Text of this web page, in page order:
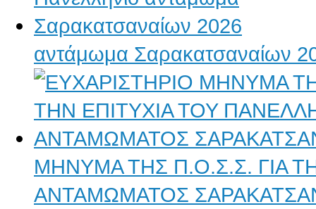
αντάμωμα Σαρακατσαναίων
ΜΗΝΥΜΑ ΤΗΣ Π.Ο.Σ.Σ. ΓΙΑ
ΑΝΤΑΜΩΜΑΤΟΣ